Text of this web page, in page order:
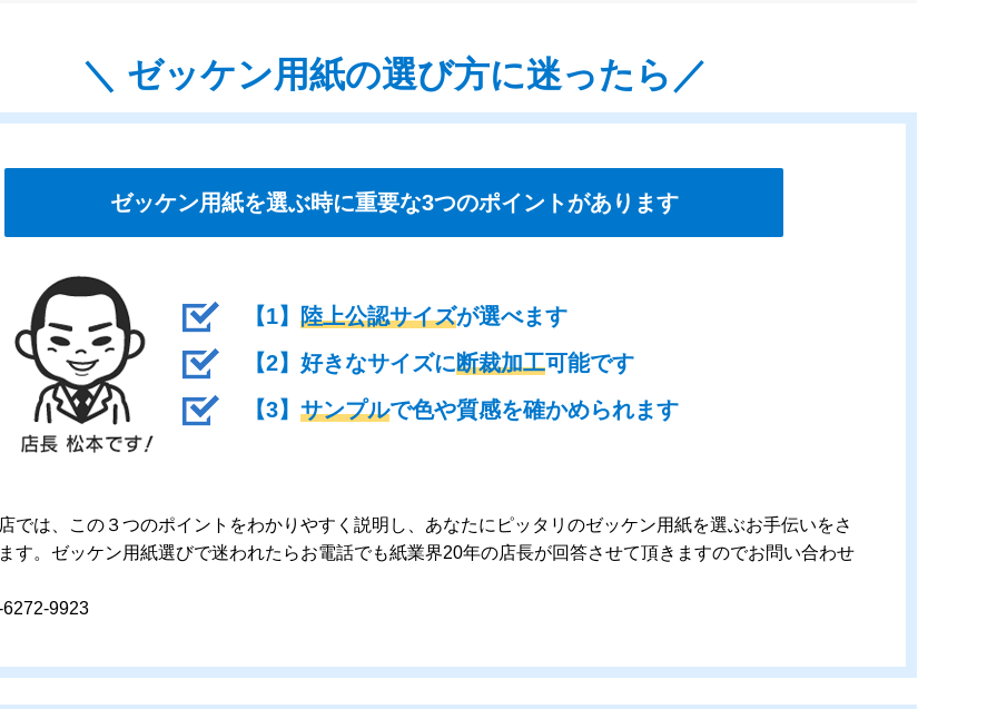
＼ ゼッケン用紙の選び方に迷ったら／
ゼッケン用紙を選ぶ時に重要な3つのポイントがあります
【1】 陸上公認サイズが選べます
【2】好きなサイズに断裁加工可能です
【3】 サンプルで色や質感を確かめられます
では、この３つのポイントをわかりやすく説明し、あなたにピッタリのゼッケン用紙を選ぶお手伝いをさ
す。ゼッケン用紙選びで迷われたらお電話でも紙業界20年の店長が回答させて頂きますのでお問い合わせ
9923